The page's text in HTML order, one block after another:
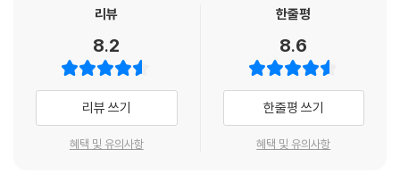
에 산업으로 당대의 주목을 끌었고, 이데올로기 붕괴와 함께 지식인들을
영화를 말하는 텍스트들을 발표했다. 그들이 그려낸 영화의 정의는 이전과
는 완전히 달랐다. 영화의 역사 또한 ‘사관’을 담게 된 것이다. 그 시대의 많
은 사람들이 영화는 보는 것이 아니라 ‘읽는 것’으로 규정했다. 영화감독은
예술가로 격상됐고, 그들의 연출은 철학으로 이해했다. 한 편의 영화는 시
대의 정신을 담고 있으며, 영화를 통해 그 의미를 찾고자 노력했던 것이다.
리뷰
8.2
리뷰 쓰기
혜택 및 유의사항
한줄평
8.6
한줄평 쓰기
혜택 및 유의사항